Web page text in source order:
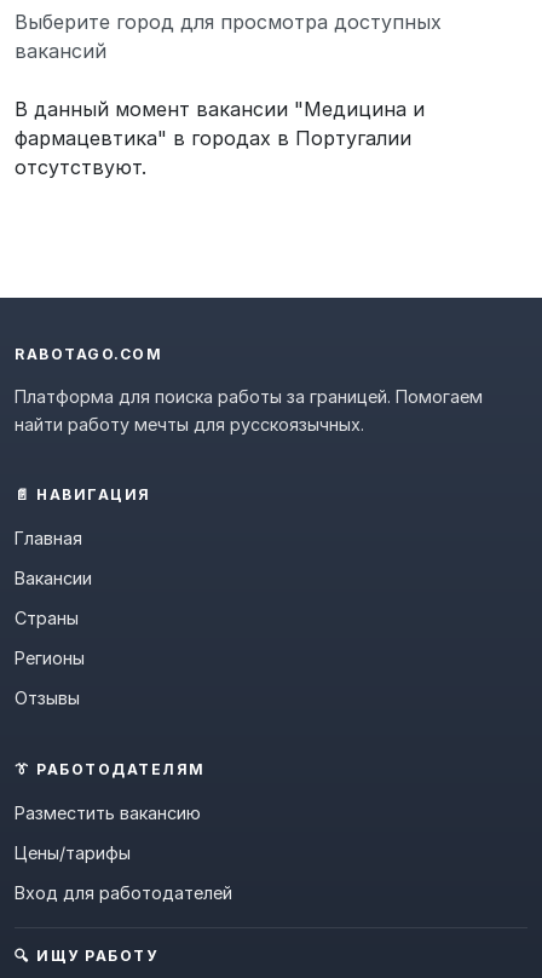
Выберите город для просмотра доступных
вакансий
В данный момент вакансии "Медицина и
фармацевтика" в городах в Португалии
отсутствуют.
RABOTAGO.COM
Платформа для поиска работы за границей. Помогаем
найти работу мечты для русскоязычных.
📄 НАВИГАЦИЯ
Главная
Вакансии
Страны
Регионы
Отзывы
👔 РАБОТОДАТЕЛЯМ
Разместить вакансию
Цены/тарифы
Вход для работодателей
🔍 ИЩУ РАБОТУ